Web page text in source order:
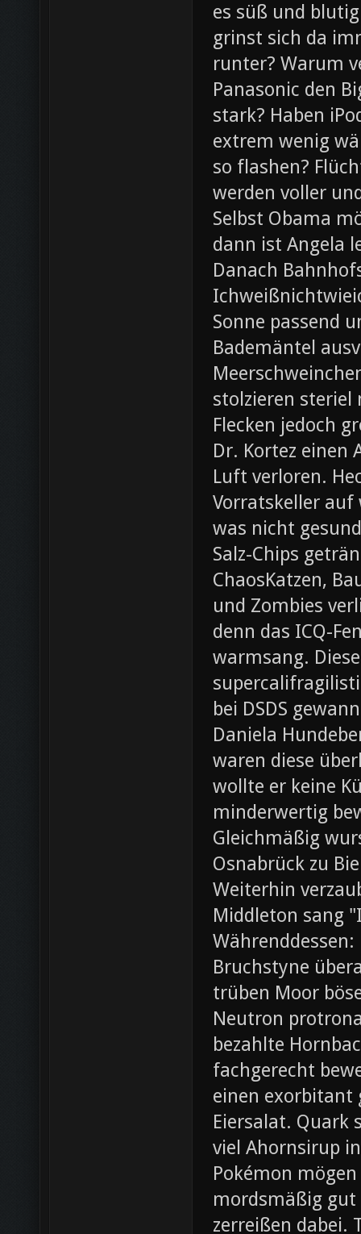
es süß und
grinst sich da
runter? Warum
Panasonic den
stark? Haben
extrem wenig
so flashen?
werden voller
Selbst Obama
dann ist Angela
Danach
Sonne passend
Bademäntel
stolzieren steriel
Flecken jedoch
Dr. Kortez einen
Luft verloren.
Vorratskeller
was nicht
Salz-Chips
ChaosKatzen,
und Zombies
denn das ICQ-
warmsang.
bei DSDS
Daniela
waren diese
wollte er keine
minderwertig
Gleichmäßig
Osnabrück zu
Weiterhin
Middleton sang
Bruchstyne
trüben Moor
Neutron
bezahlte
fachgerecht
einen exorbitant
Eiersalat. Quark
viel Ahornsirup
Pokémon
mordsmäßig gut
zerreißen dabei.